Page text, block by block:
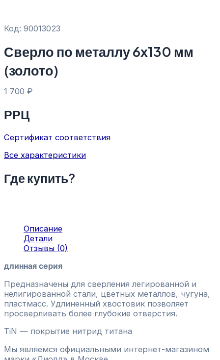
Код: 90013023
Сверло по металлу 6х130 мм
(золото)
1 700 ₽
РРЦ
Сертификат соответствия
Все характеристики
Где купить?
Описание
Детали
Отзывы (0)
длинная серия
Предназначены для сверления легированной и
нелигированной стали, цветных металлов, чугуна,
пластмасс. Удлиненный хвостовик позволяет
просверливать более глубокие отверстия.
TiN — покрытие нитрид титана
Мы являемся официальными интернет-магазином